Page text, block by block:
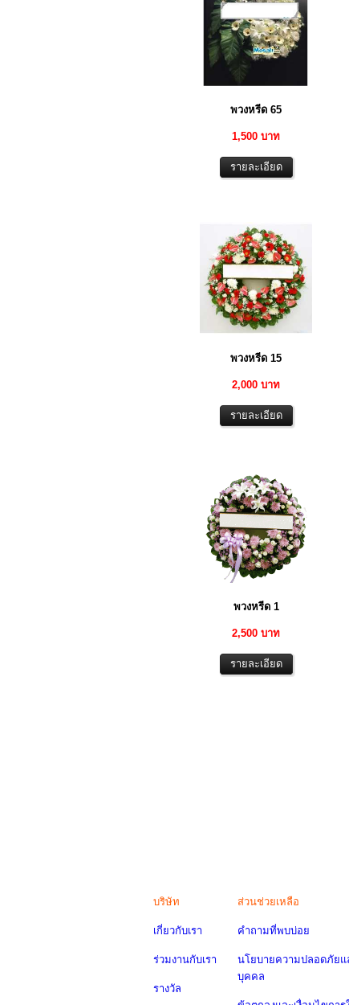
พวงหรีด 65
1,500 บาท
พวงหรีด 15
2,000 บาท
พวงหรีด 1
2,500 บาท
บริษัท
เกี่ยวกับเรา
ร่วมงานกับเรา
รางวัล
ส่วนช่วยเหลือ
คำถามที่พบบ่อย
นโยบายความปลอดภัยแ
บุคคล